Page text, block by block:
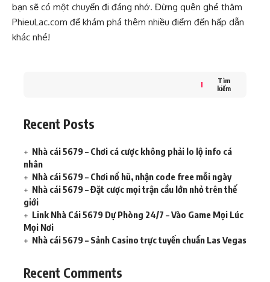
bạn sẽ có một chuyến đi đáng nhớ. Đừng quên ghé thăm
PhieuLac.com để khám phá thêm nhiều điểm đến hấp dẫn
khác nhé!
Tìm
kiếm
Recent Posts
Nhà cái 5679 – Chơi cá cược không phải lo lộ info cá
nhân
Nhà cái 5679 – Chơi nổ hũ, nhận code free mỗi ngày
Nhà cái 5679 – Đặt cược mọi trận cầu lớn nhỏ trên thế
giới
Link Nhà Cái 5679 Dự Phòng 24/7 – Vào Game Mọi Lúc
Mọi Nơi
Nhà cái 5679 – Sảnh Casino trực tuyến chuẩn Las Vegas
Recent Comments